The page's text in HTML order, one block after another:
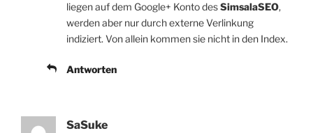
liegen auf dem Google+ Konto desSimsalaSEO,
werden aber nur durch externe Verlinkung
indiziert. Von allein kommen sie nicht in den Index.
Antworten
SaSuke